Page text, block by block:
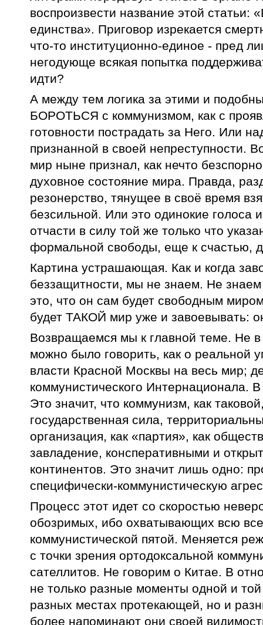
воспроизвести название этой статьи:
единства». Приговор изрекается
что-то институционно-единое - пред
негодующе всякая попытка
идти?
А между тем логика за этими и
БОРОТЬСЯ с коммунизмом, как с
готовности пострадать за Него. Или
признанной в своей непреступности.
мир ныне признал, как нечто
духовное состояние мира. Правда,
резонерство, тянущее в своё время
безсильной. Или это одинокие
отчасти в силу той же только что
формальной свободы, еще к счастью,
Картина устрашающая. Как и когда
беззащитности, мы не знаем. Не
это, что он сам будет свободным
будет ТАКОЙ мир уже и завоевывать:
Возвращаемся мы к главной теме. Не
можно было говорить, как о реальной
власти Красной Москвы на весь мир;
коммунистического Интернационала.
Это значит, что коммунизм, как
государственная сила,
организация, как «партия», как
завладение, консперативными и
континентов. Это значит лишь одно:
специфически-коммунистическую
Процесс этот идет со скоростью
обозримых, ибо охватывающих всю
коммунистической пятой. Меняется
с точки зрения ортодоксальной
сателлитов. Не говорим о Китае. В
не только разные моменты одной и
разных местах протекающей, но и
более напоминают они своей